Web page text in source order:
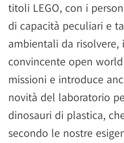
titoli LEGO, con i
di capacità peculiari e
ambientali da risolvere,
convincente open
missioni e introduce
novità del laboratorio
dinosauri di plastica,
secondo le nostre